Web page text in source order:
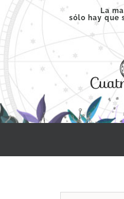
Saltar
contenido
La
sólo hay que